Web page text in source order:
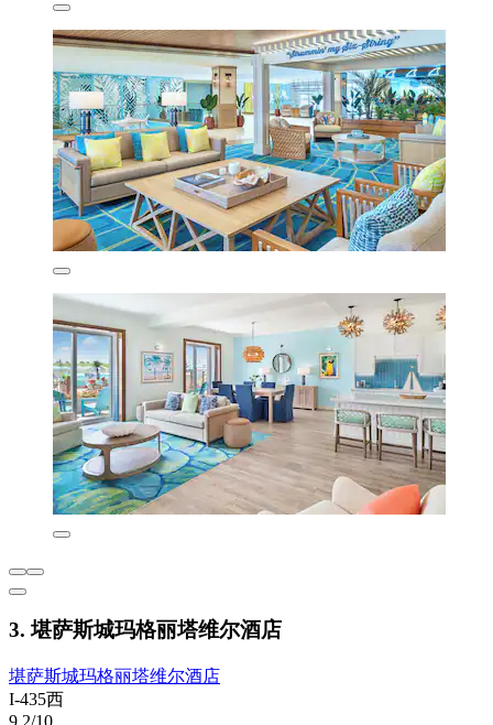
3. 堪萨斯城玛格丽塔维尔酒店
堪萨斯城玛格丽塔维尔酒店
I-435西